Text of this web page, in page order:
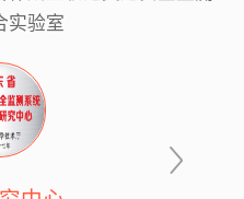
实验室